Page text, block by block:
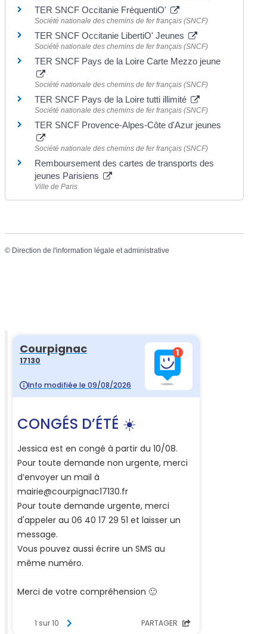
TER SNCF Occitanie FréquentiO'
Société nationale des chemins de fer français (SNCF)
TER SNCF Occitanie LibertiO' Jeunes
Société nationale des chemins de fer français (SNCF)
TER SNCF Pays de la Loire Carte Mezzo jeune
Société nationale des chemins de fer français (SNCF)
TER SNCF Pays de la Loire tutti illimité
Société nationale des chemins de fer français (SNCF)
TER SNCF Provence-Alpes-Côte d'Azur jeunes
Société nationale des chemins de fer français (SNCF)
Remboursement des cartes de transports des
jeunes Parisiens
Ville de Paris
© Direction de l'information légale et administrative